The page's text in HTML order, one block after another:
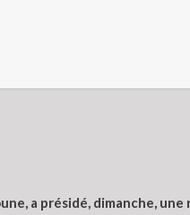
a présidé, dimanche, une